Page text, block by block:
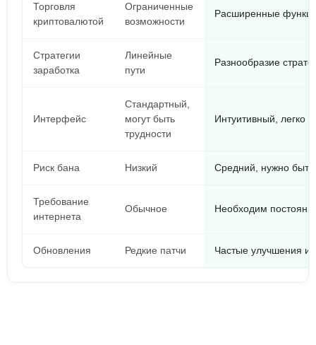
Торговля
криптовалютой
Ограниченные
возможности
Расширенные
Стратегии
заработка
Линейные
пути
Разнообразие
Интерфейс
Стандартный,
могут быть
трудности
Интуитивный, легко
Риск бана Низкий Средний, нужно быть
Требование
интернета
Обычное Необходим
Обновления Редкие патчи Частые улучшения и